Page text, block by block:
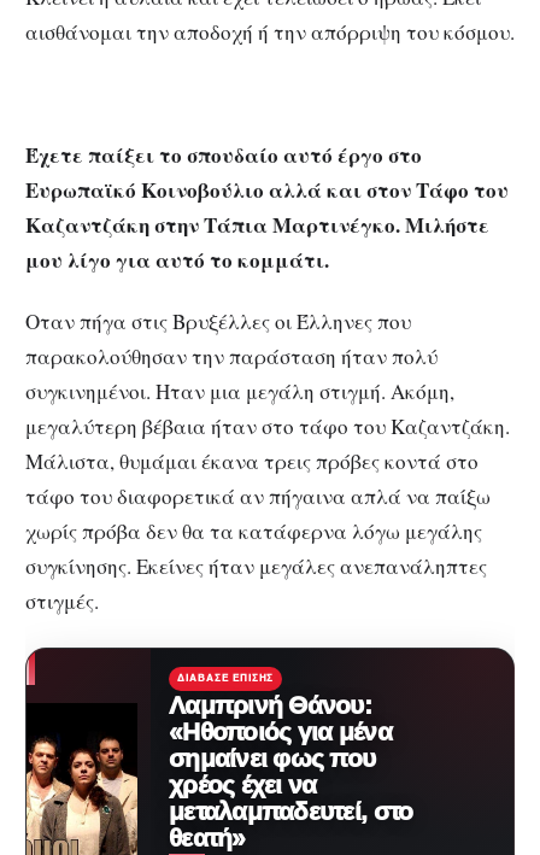
αισθάνομαι την αποδοχή ή την απόρριψη του κόσμου.
Έχετε παίξει το σπουδαίο αυτό έργο στο
Ευρωπαϊκό Κοινοβούλιο αλλά και στον Τάφο του
Καζαντζάκη στην Τάπια Μαρτινέγκο. Μιλήστε
μου λίγο για αυτό το κομμάτι.
Οταν πήγα στις Βρυξέλλες οι Έλληνες που
παρακολούθησαν την παράσταση ήταν πολύ
συγκινημένοι. Ηταν μια μεγάλη στιγμή. Ακόμη,
μεγαλύτερη βέβαια ήταν στο τάφο του Καζαντζάκη.
Μάλιστα, θυμάμαι έκανα τρεις πρόβες κοντά στο
τάφο του διαφορετικά αν πήγαινα απλά να παίξω
χωρίς πρόβα δεν θα τα κατάφερνα λόγω μεγάλης
συγκίνησης. Εκείνες ήταν μεγάλες ανεπανάληπτες
στιγμές.
ΔΙΆΒΑΣΕ ΕΠΊΣΗΣ
Λαμπρινή Θάνου:
«Ηθοποιός για μένα
σημαίνει φως που
χρέος έχει να
μεταλαμπαδευτεί, στο
θεατή»